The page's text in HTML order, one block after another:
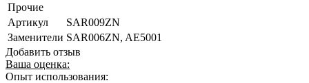
Прочие
Артикул
SAR009ZN
Заменители SAR006ZN, AE5001
Добавить отзыв
Ваша оценка:
Опыт использования: